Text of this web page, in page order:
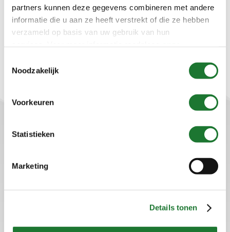
partners kunnen deze gegevens combineren met andere
informatie die u aan ze heeft verstrekt of die ze hebben
verzameld op basis van uw gebruik van hun
Noodzakelijk
Voorkeuren
Statistieken
Marketing
Details tonen
Leverancier
Kies een Leverancier
Plaza 22b
Tel: +31 (0)88-50 12 200